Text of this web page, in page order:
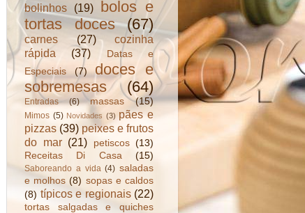
bolinhos
(19)
bolos e
tortas doces
(67)
carnes (27)
cozinha
rápida
(37)
Datas e
Especiais
(7)
doces e
sobremesas
(64)
Entradas (6) massas (15)
Mimos (5) Novidades (3) pães e
pizzas (39) peixes e frutos
do mar (21) petiscos (13)
Receitas Di Casa
(15)
Saboreando a vida (4) saladas
e molhos (8) sopas e caldos
(8) típicos e regionais (22)
tortas salgadas e quiches